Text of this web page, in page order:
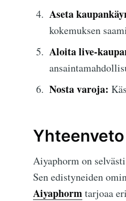
Aseta
kokemuksen
Aloita live-
Nosta varoja:
Yhteenveto
Aiyaphorm on
Sen edistyneiden
Aiyaphormtarjoaa